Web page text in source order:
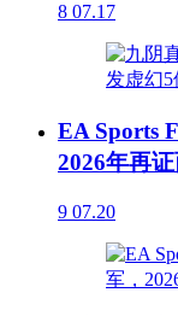
8 07.17
EA Sports
2026年再
9 07.20